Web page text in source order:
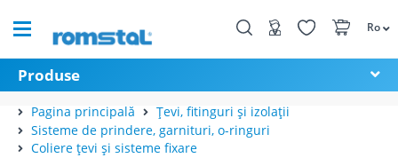
Ro
Produse
Pagina principală
Țevi, fitinguri și izolații
Sisteme de prindere, garnituri, o-ringuri
Coliere țevi și sisteme fixare